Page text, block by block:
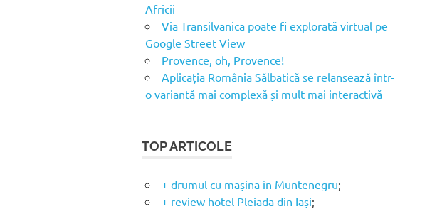
Africii
Via Transilvanica poate fi explorată virtual pe
Google Street View
Provence, oh, Provence!
Aplicația România Sălbatică se relansează într-
o variantă mai complexă și mult mai interactivă
TOP ARTICOLE
+ drumul cu mașina în Muntenegru;
+ review hotel Pleiada din Iași;